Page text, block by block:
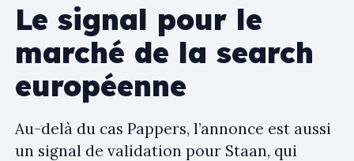
Le signal pour le
marché de la search
européenne
Au-delà du cas Pappers, l’annonce est aussi
un signal de validation pour Staan, qui